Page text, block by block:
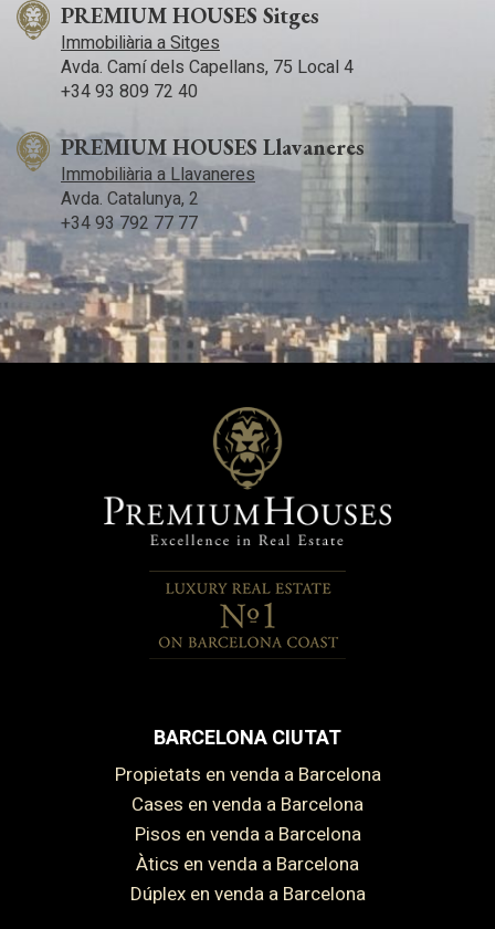
PREMIUM HOUSES Sitges
Immobiliària a Sitges
Avda. Camí­ dels Capellans, 75 Local 4
+34 93 809 72 40
PREMIUM HOUSES Llavaneres
Immobiliària a Llavaneres
Avda. Catalunya, 2
+34 93 792 77 77
BARCELONA CIUTAT
Propietats en venda a Barcelona
Cases en venda a Barcelona
Pisos en venda a Barcelona
Àtics en venda a Barcelona
Dúplex en venda a Barcelona